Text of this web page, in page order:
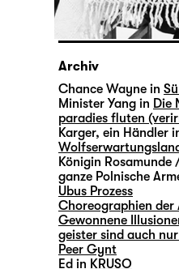
Archiv
Chance Wayne in
Minister Yang in Die
paradies fluten
Karger, ein Händler
Königin
ganze Polnische
Ubus Prozess
Choreographien der
Gewonnene
geister sind auch
Peer Gynt
Ed in KRUSO